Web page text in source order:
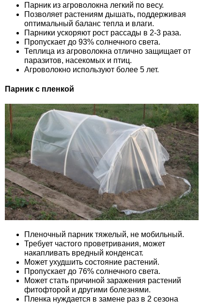
Парник из агроволокна легкий по весу.
Позволяет растениям дышать, поддерживая
оптимальный баланс тепла и влаги.
Парники ускоряют рост рассады в 2-3 раза.
Пропускает до 93% солнечного света.
Теплица из агроволокна отлично защищает от
паразитов, насекомых и птиц.
Агроволокно используют более 5 лет.
Парник с пленкой
Пленочный парник тяжелый, не мобильный.
Требует частого проветривания, может
накапливать вредный конденсат.
Может ухудшить состояние растений.
Пропускает до 76% солнечного света.
Может стать причиной заражения растений
фитофторой и другими болезнями.
Пленка нуждается в замене раз в 2 сезона